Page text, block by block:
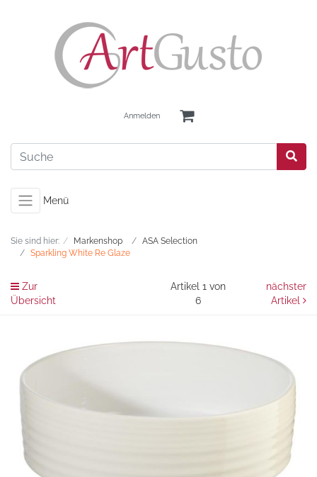
Anmelden
Menü
Sie sind hier: Markenshop
ASA Selection
Sparkling White Re Glaze
Zur
Übersicht
Artikel 1 von
6
nächster
Artikel